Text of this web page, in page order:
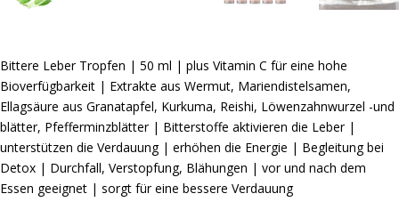
Bittere Leber Tropfen | 50 ml | plus Vitamin C für eine hohe
Bioverfügbarkeit | Extrakte aus Wermut, Mariendistelsamen,
Ellagsäure aus Granatapfel, Kurkuma, Reishi, Löwenzahnwurzel -und
blätter, Pfefferminzblätter | Bitterstoffe aktivieren die Leber |
unterstützen die Verdauung | erhöhen die Energie | Begleitung bei
Detox | Durchfall, Verstopfung, Blähungen | vor und nach dem
Essen geeignet | sorgt für eine bessere Verdauung